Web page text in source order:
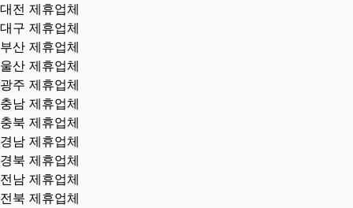
대전 제휴업체
대구 제휴업체
부산 제휴업체
울산 제휴업체
광주 제휴업체
충남 제휴업체
충북 제휴업체
경남 제휴업체
경북 제휴업체
전남 제휴업체
전북 제휴업체